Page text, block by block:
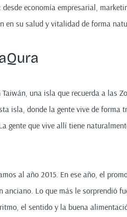
economía empresarial,
en su salud y vitalidad de forma
una isla que recuerda a las
isla, donde la gente vive de
gente que vive allí tiene
al año 2015. En ese año, el
anciano. Lo que más le sorprendió
el sentido y la buena